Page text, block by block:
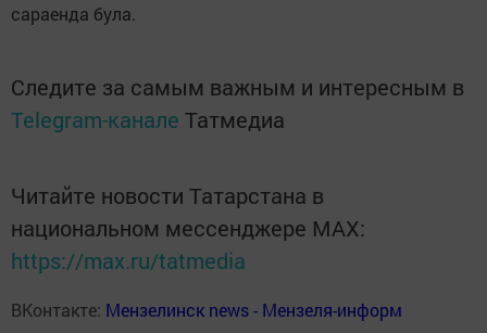
сараенда була.
Следите за самым важным и интересным в
Telegram-канале Татмедиа
Читайте новости Татарстана в
национальном мессенджере MАХ:
https://max.ru/tatmedia
ВКонтакте: Мензелинск news - Мензеля-информ